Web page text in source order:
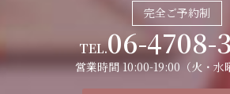
完全ご予約制
TEL.06-4708-
営業時間 10:00-19:00（火・水